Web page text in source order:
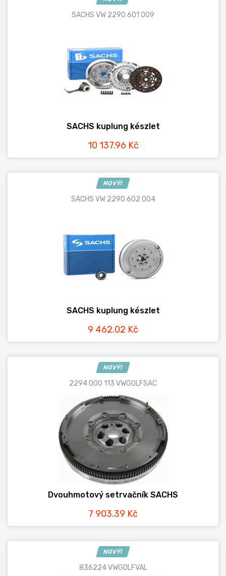
SACHS VW 2290 601 009
SACHS kuplung készlet
10 137.96 Kč
NOVÝ!
SACHS VW 2290 602 004
SACHS kuplung készlet
9 462.02 Kč
NOVÝ!
2294 000 113 VWGOLFSAC
Dvouhmotový setrvačník SACHS
7 903.39 Kč
NOVÝ!
836224 VWGOLFVAL